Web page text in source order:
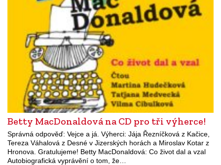
Betty MacDonaldová na CD pro tři výherce!
Správná odpověď: Vejce a já. Výherci: Jája Řezníčková z Kačice,
Tereza Váhalová z Desné v Jizerských horách a Miroslav Kotar z
Hronova. Gratulujeme! Betty MacDonaldová: Co život dal a vzal
Autobiografická vyprávění o tom, že…